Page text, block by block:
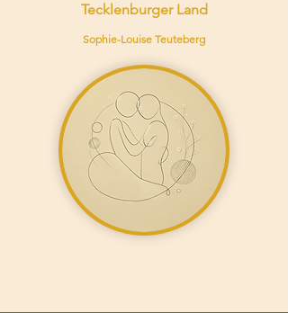
Tecklenburger Land
Sophie-Louise Teuteberg